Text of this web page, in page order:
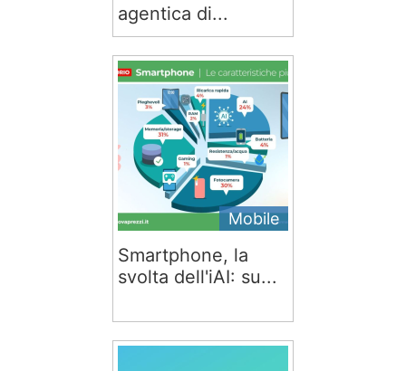
agentica di...
Mobile
Smartphone, la
svolta dell'iAI: su...